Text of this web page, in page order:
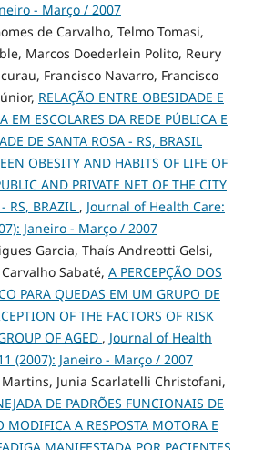
- Março / 2007
de Carvalho, Telmo Tomasi,
Marcos Doederlein Polito, Reury
Francisco Navarro, Francisco
RELAÇÃO ENTRE OBESIDADE E
EM ESCOLARES DA REDE PÚBLICA E
DE SANTA ROSA - RS, BRASIL
OBESITY AND HABITS OF LIFE OF
AND PRIVATE NET OF THE CITY
RS, BRAZIL , Journal of Health Care:
Janeiro - Março / 2007
Garcia, Thaís Andreotti Gelsi,
Sabaté, A PERCEPÇÃO DOS
PARA QUEDAS EM UM GRUPO DE
OF THE FACTORS OF RISK
OF AGED , Journal of Health
(2007): Janeiro - Março / 2007
Junia Scarlatelli Christofani,
DE PADRÕES FUNCIONAIS DE
MODIFICA A RESPOSTA MOTORA E